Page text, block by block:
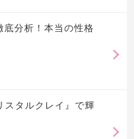
底分析！本当の性格
タルクレイ』で輝